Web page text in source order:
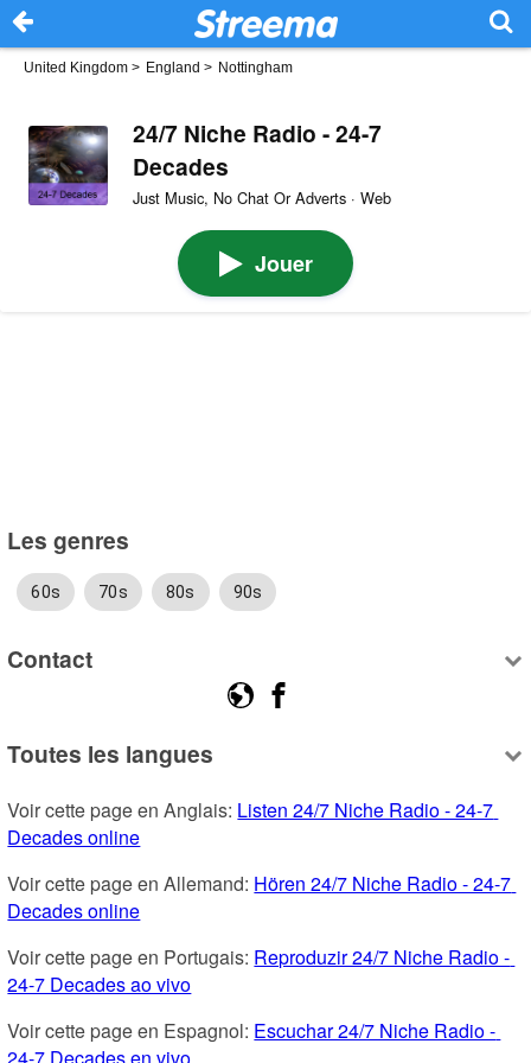
United Kingdom > England > Nottingham
24/7 Niche Radio - 24-7
Decades
Just Music, No Chat Or Adverts · Web
Jouer
Les genres
60s 70s 80s 90s
Contact
Toutes les langues
Voir cette page en Anglais: Listen 24/7 Niche Radio - 24-7
Decades online
Voir cette page en Allemand: Hören 24/7 Niche Radio - 24-7
Decades online
Voir cette page en Portugais: Reproduzir 24/7 Niche Radio -
24-7 Decades ao vivo
Voir cette page en Espagnol: Escuchar 24/7 Niche Radio -
24-7 Decades en vivo